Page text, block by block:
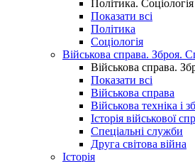
Політика. Соціологія
Показати всі
Політика
Соціологія
Військова справа. Зброя.
Військова справа.
Показати всі
Військова справа
Військова техніка і
Історія військової
Спеціальні служби
Друга світова війна
Історія